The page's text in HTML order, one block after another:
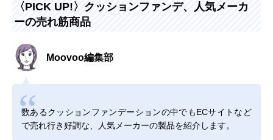
〈PICK UP!〉クッションファンデ、人気メーカ
ーの売れ筋商品
Moovoo編集部
数あるクッションファンデーションの中でもECサイトなど
で売れ行き好調な、人気メーカーの製品を紹介します。